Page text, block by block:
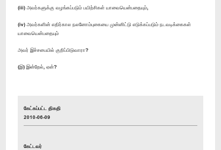
(iii) அவர்களுக்கு வழங்கப்படும் பயிற்சிகள் யாவையென்பதையும்,
(iv) அவர்களின் எதிர்கால நலனோம்புகையை முன்னிட்டு எடுக்கப்படும் நடவடிக்கைகள்
யாவையென்பதையும்
அவர் இச்சபையில் குறிப்பிடுவாரா?
(இ) இன்றேல், ஏன்?
கேட்கப்பட்ட திகதி
2010-06-09
கேட்டவர்